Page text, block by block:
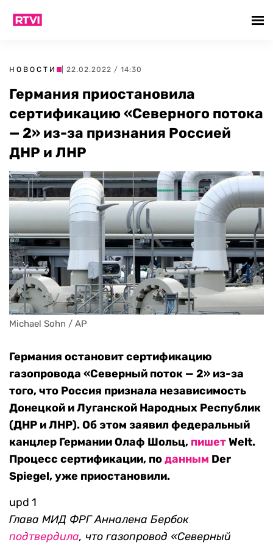
НОВОСТИ | 22.02.2022 / 14:30
Германия приостановила
сертификацию «Северного потока
— 2» из-за признания Россией
ДНР и ЛНР
Michael Sohn / AP
Германия остановит сертификацию
газопровода «Северный поток — 2» из-за
того, что Россия признала независимость
Донецкой и Луганской Народных Республик
(ДНР и ЛНР). Об этом заявил федеральный
канцлер Германии Олаф Шольц, пишетWelt.
Процесс сертификации, поданным Der
Spiegel, уже приостановили.
upd 1
Глава МИД ФРГ Анналена Бербок
подтвердила, что газопровод «Северный